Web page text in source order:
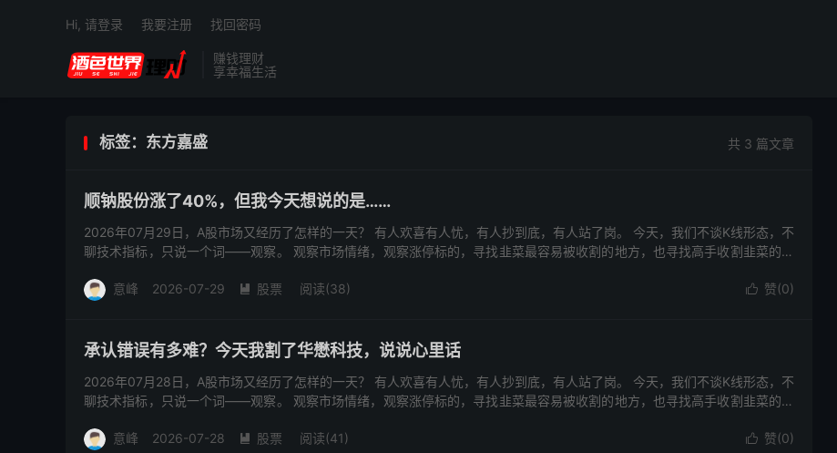
赚钱理财
享幸福生活
Hi, 请登录 我要注册 找回密码
共 3 篇文章
标签：东方嘉盛
顺钠股份涨了40%，但我今天想说的是……
2026年07月29日，A股市场又经历了怎样的一天？ 有人欢喜有人忧，有人抄到底，有人站了岗。 今天，我们不谈K线形态，不
聊技术指标，只说一个词——观察。 观察市场情绪，观察涨停标的，寻找韭菜最容易被收割的地方，也寻找高手收割韭菜的利
 赞(0)
意峰 2026-07-29  股票 阅读(38)
承认错误有多难？今天我割了华懋科技，说说心里话
2026年07月28日，A股市场又经历了怎样的一天？ 有人欢喜有人忧，有人抄到底，有人站了岗。 今天，我们不谈K线形态，不
聊技术指标，只说一个词——观察。 观察市场情绪，观察涨停标的，寻找韭菜最容易被收割的地方，也寻找高手收割韭菜的利
 赞(0)
意峰 2026-07-28  股票 阅读(41)